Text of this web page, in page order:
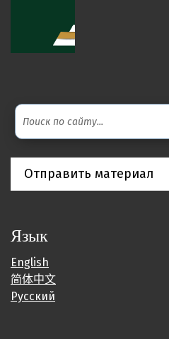
Отправить материал
Язык
English
简体中文
Русский